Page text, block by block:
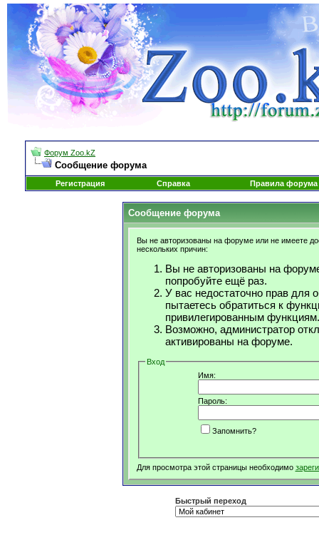
Форум Zoo.kZ
Сообщение форума
Регистрация Справка Правила форума
Сообщение форума
Вы не авторизованы на форуме или не имеете
нескольких причин:
Вы не авторизованы на
попробуйте ещё раз.
У вас недостаточно прав для
пытаетесь обратиться к
привилегированным функциям.
Возможно, администратор
активированы на форуме.
Вход
Имя:
Пароль:
Запомнить?
Для просмотра этой страницы необходимо
Быстрый переход